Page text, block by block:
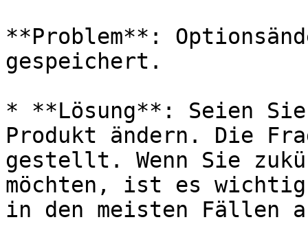
**Problem**:
gespeichert.
* **Lösung**: Seien
Produkt ändern. Die
gestellt. Wenn Sie
möchten, ist es
in den meisten Fällen